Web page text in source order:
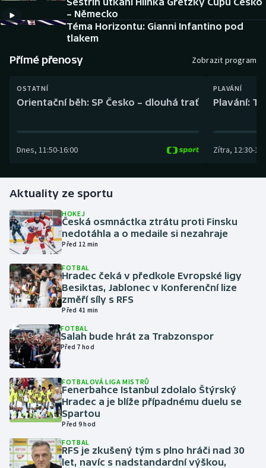
Baseball a softbal
Biatlon
Boby a skeleton
Curling
Dostihy
Florbal
Futsal
Golf
Gymnastika
Házená
Jezdectví
Judo
Krasobruslení
Lezení
Historické návraty
Aplikace ČT sport
AZ kvíz
– Německo
Téma Horizontu: Gianni Infantino pod
tlakem
Přímé přenosy Zobrazit program
OSTATNÍ
Orientační běh: SP Česko – dlouhá trať
Dnes, 11:50-16:00
PLAVÁNÍ
Plavání:
Zítra, 12:30-
Aktuality ze sportu
HOKEJ
Česká osmnáctka ztrátu proti Finsku
nedotáhla a o medaile si nezahraje
Před 12 min
FOTBAL
Hradec čeká v předkole Evropské ligy
Besiktas, Jablonec v Konferenční lize
změří síly s RFS
Před 41 min
FOTBAL
Salah bude hrát za Trabzonspor
Před 7 hod
FOTBALOVÁ LIGA MISTRŮ
Fenerbahce Istanbul zdolalo Štýrský
Hradec a je blíže případnému duelu se
Spartou
Před 9 hod
FOTBAL
RFS je zkušený tým s plno hráči nad 30
let, navíc s nadstandardní výškou,